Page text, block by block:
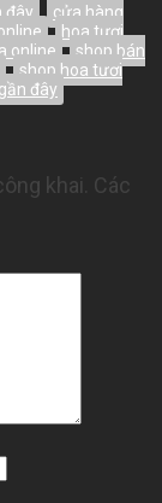
đây , cửa hàng
, hoa tươi
online , shop bán
, shop hoa tươi
đây
khai. Các